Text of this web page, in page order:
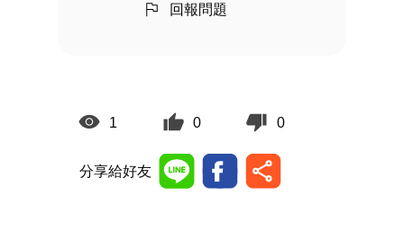
回報問題
1 0 0
分享給好友